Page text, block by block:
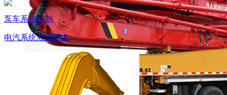
泵车系统定制
电汽系统液压系统